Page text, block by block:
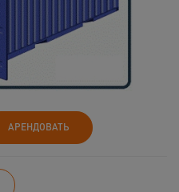
АРЕНДОВАТЬ